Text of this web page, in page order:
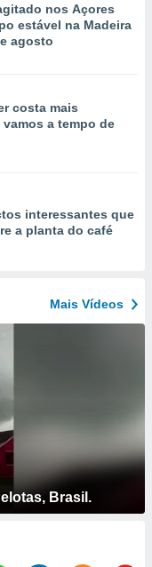
nos Açores
estável na Madeira
agosto
costa mais
a tempo de
interessantes que
a planta do café
Mais Vídeos
Brasil.